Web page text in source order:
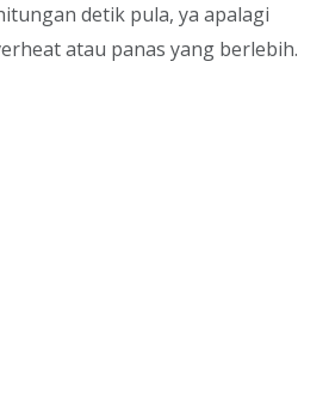
detik pula, ya apalagi
atau panas yang berlebih.